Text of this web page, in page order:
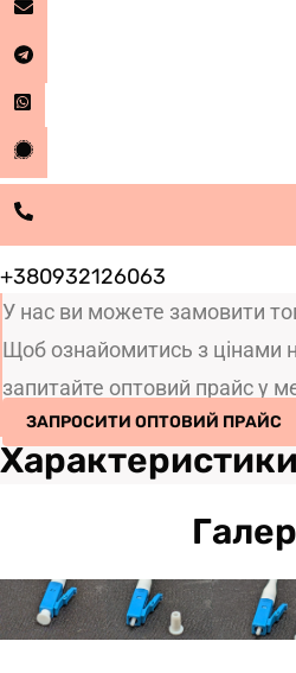
+380932126063
У нас ви можете замовити
Щоб ознайомитись з цінами
запитайте оптовий прайс у
ЗАПРОСИТИ ОПТОВИЙ ПРАЙС